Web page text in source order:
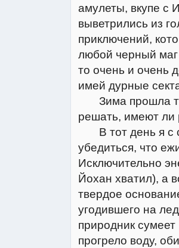
амулеты, вкупе с
выветрились из
приключений,
любой черный маг
то очень и очень
имей дурные
Зима прошла
решать, имеют ли
В тот день я с
убедиться, что
Исключительно
Йохан хватил), а
твердое
угодившего на
природник
прогрело воду,